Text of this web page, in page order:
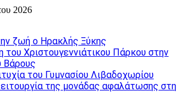
2026
ζωή o Ηρακλής Ξύκης
Χριστουγεννιάτικου Πάρκου στην
Βάρους
του Γυμνασίου Λιβαδοχωρίου
της μονάδας αφαλάτωσης στη